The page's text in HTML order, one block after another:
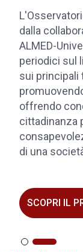
dalla
ALMED-
periodici sul
sui principali
offrendo
cittadinanza
di una
SCOPRI IL